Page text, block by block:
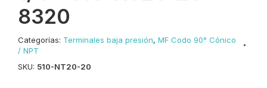
8320
Categorías: Terminales baja presión, MF Codo 90° Cónico
/ NPT
SKU: 510-NT20-20